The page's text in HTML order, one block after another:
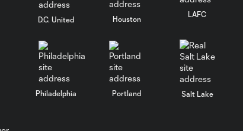
D.C. United Houston
LAFC
Philadelphia Portland Salt Lake